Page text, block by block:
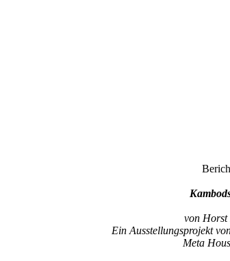
von Horst
Ein Ausstellungsprojekt
Meta